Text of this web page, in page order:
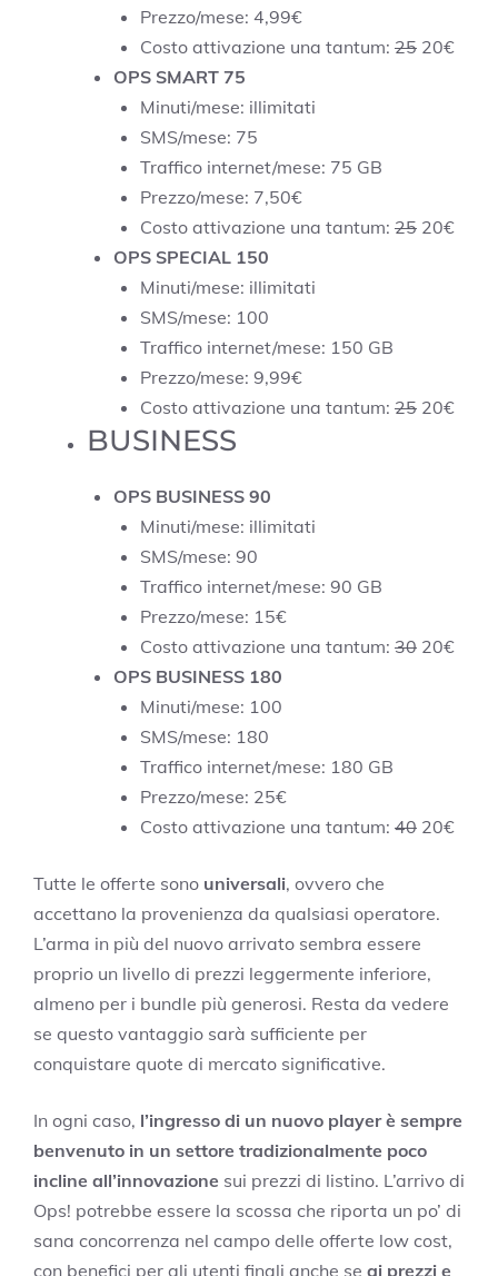
Prezzo/mese: 4,99€
Costo attivazione una tantum: 25 20€
OPS SMART 75
Minuti/mese: illimitati
SMS/mese: 75
Traffico internet/mese: 75 GB
Prezzo/mese: 7,50€
Costo attivazione una tantum: 25 20€
OPS SPECIAL 150
Minuti/mese: illimitati
SMS/mese: 100
Traffico internet/mese: 150 GB
Prezzo/mese: 9,99€
Costo attivazione una tantum: 25 20€
BUSINESS
OPS BUSINESS 90
Minuti/mese: illimitati
SMS/mese: 90
Traffico internet/mese: 90 GB
Prezzo/mese: 15€
Costo attivazione una tantum: 30 20€
OPS BUSINESS 180
Minuti/mese: 100
SMS/mese: 180
Traffico internet/mese: 180 GB
Prezzo/mese: 25€
Costo attivazione una tantum: 40 20€
Tutte le offerte sono universali, ovvero che
accettano la provenienza da qualsiasi operatore.
L’arma in più del nuovo arrivato sembra essere
proprio un livello di prezzi leggermente inferiore,
almeno per i bundle più generosi. Resta da vedere
se questo vantaggio sarà sufficiente per
conquistare quote di mercato significative.
In ogni caso, l’ingresso di un nuovo player è sempre
benvenuto in un settore tradizionalmente poco
incline all’innovazione sui prezzi di listino. L’arrivo di
Ops! potrebbe essere la scossa che riporta un po’ di
sana concorrenza nel campo delle offerte low cost,
con benefici per gli utenti finali anche se ai prezzi e